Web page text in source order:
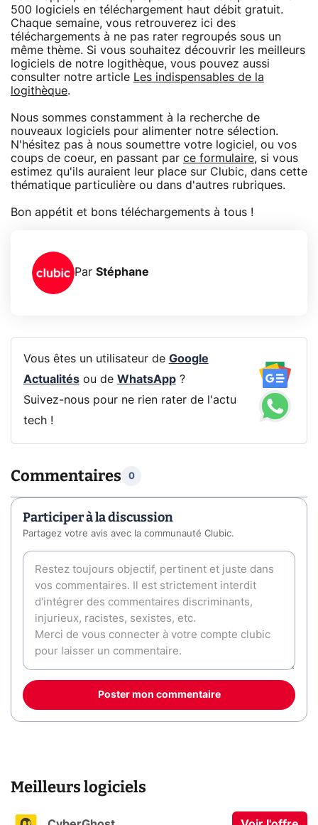
500 logiciels en téléchargement haut débit gratuit.
Chaque semaine, vous retrouverez ici des
téléchargements à ne pas rater regroupés sous un
même thème. Si vous souhaitez découvrir les meilleurs
logiciels de notre logithèque, vous pouvez aussi
consulter notre article Les indispensables de la
logithèque.
Nous sommes constamment à la recherche de
nouveaux logiciels pour alimenter notre sélection.
N'hésitez pas à nous soumettre votre logiciel, ou vos
coups de coeur, en passant par ce formulaire, si vous
estimez qu'ils auraient leur place sur Clubic, dans cette
thématique particulière ou dans d'autres rubriques.
Bon appétit et bons téléchargements à tous !
Par Stéphane
Vous êtes un utilisateur de Google
Actualitésou de WhatsApp?
Suivez-nous pour ne rien rater de l'actu
tech !
Commentaires 0
Participer à la discussion
Partagez votre avis avec la communauté Clubic.
Poster mon commentaire
Meilleurs logiciels